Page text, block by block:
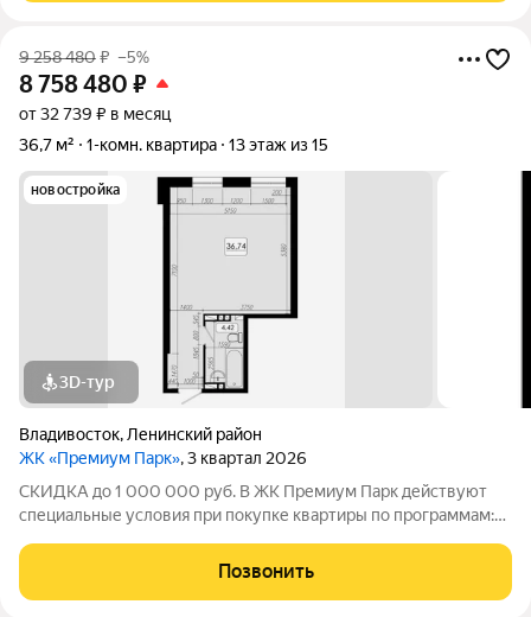
9 258 480₽ –5%
8 758 480 ₽
от 32 739 ₽ в месяц
36,7 м²
1-комн. квартира 13 этаж из 15
новостройка
3D-тур
Владивосток, Ленинский район
ЖК «Премиум Парк», 3 квартал 2026
СКИДКА до 1 000 000 руб. В ЖК Премиум Парк действуют
специальные условия при покупке квартиры по программам:
покупке квартиры за счёт собственных средств при 100%
оплате. Размер скидки: 1 000 000
Позвонить